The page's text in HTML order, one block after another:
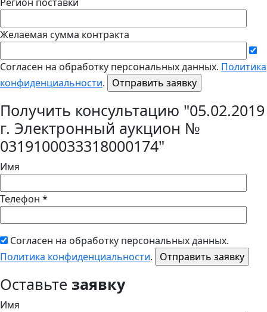
Желаемая сумма контракта
Согласен на обработку персональных данных. Политика
конфиденциальности.
Получить консультацию "05.02.2019
г. Электронный аукцион №
0319100033318000174"
Имя
Телефон *
Согласен на обработку персональных данных.
Политика конфиденциальности.
Оставьте заявку
Имя